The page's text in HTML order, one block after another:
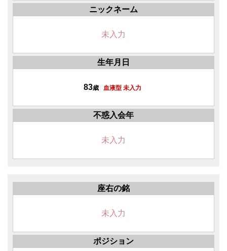
ニックネーム
未入力
生年月日
83歳 血液型 未入力
不惑入会年
未入力
座右の銘
未入力
ポジション